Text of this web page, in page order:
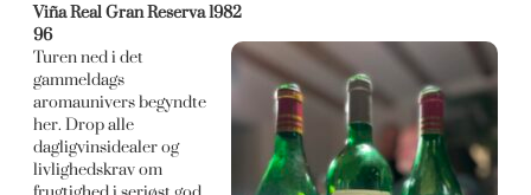
Viña Real Gran Reserva 1982
96
Turen ned i det
gammeldags
aromaunivers begyndte
her. Drop alle
dagligvinsidealer og
livlighedskrav om